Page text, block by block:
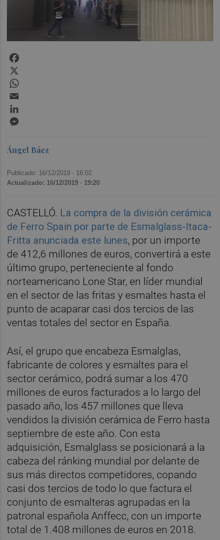
Ángel Báez
Publicado: 16/12/2019 · 16:02
Actualizado: 16/12/2019 · 19:20
CASTELLÓ. La compra de la división cerámica
de Ferro Spain por parte de Esmalglass-Itaca-
Fritta anunciada este lunes, por un importe
de 412,6 millones de euros, convertirá a este
último grupo, perteneciente al fondo
norteamericano Lone Star, en líder mundial
en el sector de las fritas y esmaltes hasta el
punto de acaparar casi dos tercios de las
ventas totales del sector en España.
Así, el grupo que encabeza Esmalglas,
fabricante de colores y esmaltes para el
sector cerámico, podrá sumar a los 470
millones de euros facturados a lo largo del
pasado año, los 457 millones que lleva
vendidos la división cerámica de Ferro hasta
septiembre de este año. Con esta
adquisición, Esmalglass se posicionará a la
cabeza del ránking mundial por delante de
sus más directos competidores, copando
casi dos tercios de todo lo que factura el
conjunto de esmalteras agrupadas en la
patronal española Anffecc, con un importe
total de 1.408 millones de euros en 2018.